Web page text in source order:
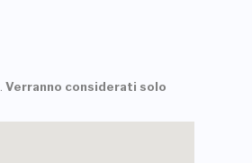
Verranno considerati solo